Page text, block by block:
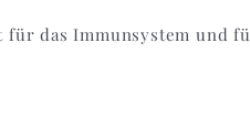
für das Immunsystem und